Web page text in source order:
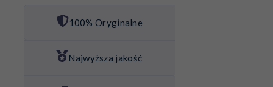
100% Oryginalne
Najwyższa jakość